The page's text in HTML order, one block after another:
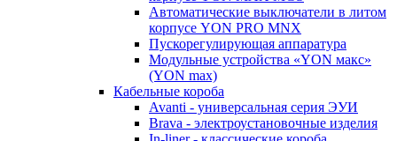
Автоматические выключатели в литом
корпусе YON PRO MNX
Пускорегулирующая аппаратура
Модульные устройства «YON макс»
(YON max)
Кабельные короба
Avanti - универсальная серия ЭУИ
Brava - электроустановочные изделия